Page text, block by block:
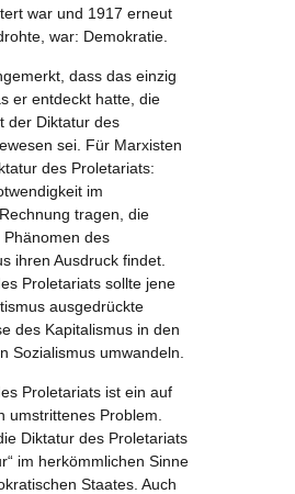
war und 1917 erneut
war: Demokratie.
dass das einzig
er entdeckt hatte, die
der Diktatur des
sei. Für Marxisten
des Proletariats:
im
tragen, die
des
ihren Ausdruck findet.
Proletariats sollte jene
ausgedrückte
des Kapitalismus in den
Sozialismus umwandeln.
Proletariats ist ein auf
umstrittenes Problem.
Diktatur des Proletariats
im herkömmlichen Sinne
Staates. Auch